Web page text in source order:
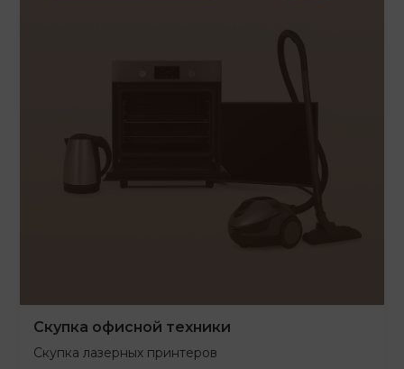
Скупка офисной техники
Скупка лазерных принтеров